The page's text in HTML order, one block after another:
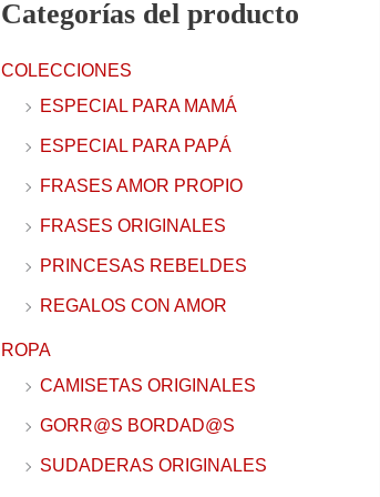
Categorías del producto
COLECCIONES
ESPECIAL PARA MAMÁ
ESPECIAL PARA PAPÁ
FRASES AMOR PROPIO
FRASES ORIGINALES
PRINCESAS REBELDES
REGALOS CON AMOR
ROPA
CAMISETAS ORIGINALES
GORR@S BORDAD@S
SUDADERAS ORIGINALES
r